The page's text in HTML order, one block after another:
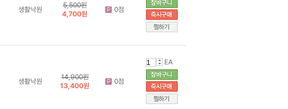
생활낙원
5,500원
4,700원
0점
생활낙원
14,900원
13,400원
0점
EA